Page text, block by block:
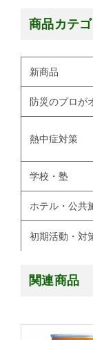
商品カテ
新商品
防災のプロが
熱中症対策
学校・塾
ホテル・公共
初期活動・対
関連商品